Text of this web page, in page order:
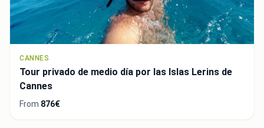
CANNES
Tour privado de medio día por las Islas Lerins de
Cannes
From 876€